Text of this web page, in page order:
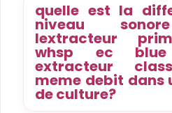
quelle est la
niveau
lextracteur
whsp ec
extracteur
meme debit dans
de culture?